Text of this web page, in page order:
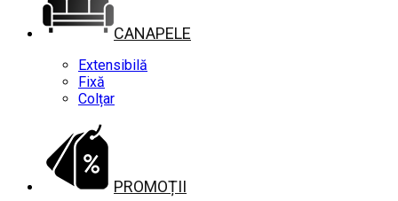
CANAPELE
Extensibilă
Fixă
Colțar
PROMOȚII